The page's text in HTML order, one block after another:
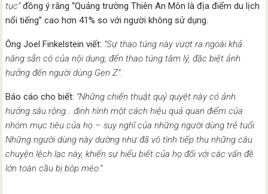
tục”đồng ý rằng “Quảng trường Thiên An Môn là địa điểm du lịch
nổi tiếng” cao hơn 41% so với người không sử dụng.
Ông Joel Finkelstein viết: “Sự thao túng này vượt ra ngoài khả
năng sẵn có của nội dung, đến thao túng tâm lý, đặc biệt ảnh
hưởng đến người dùng Gen Z”.
Báo cáo cho biết: “Những chiến thuật quỷ quyệt này có ảnh
hưởng sâu rộng… định hình một cách hiệu quả quan điểm của
nhóm mục tiêu của họ – suy nghĩ của những người dùng trẻ tuổi.
Những người dùng này dường như đã vô tình tiếp thu những câu
chuyện lệch lạc này, khiến sự hiểu biết của họ đối với các vấn đề
lớn toàn cầu bị bóp méo.”